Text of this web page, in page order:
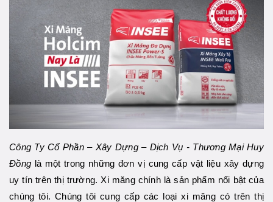
Công Ty Cổ Phần – Xây Dựng – Dịch Vụ - Thương Mại Huy
Đồng là một trong những đơn vị cung cấp vật liệu xây dựng
uy tín trên thị trường. Xi măng chính là sản phẩm nổi bật của
chúng tôi. Chúng tôi cung cấp các loại xi măng có trên thị